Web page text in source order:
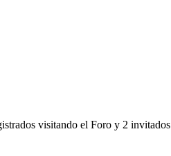
visitando el Foro y 2 invitados